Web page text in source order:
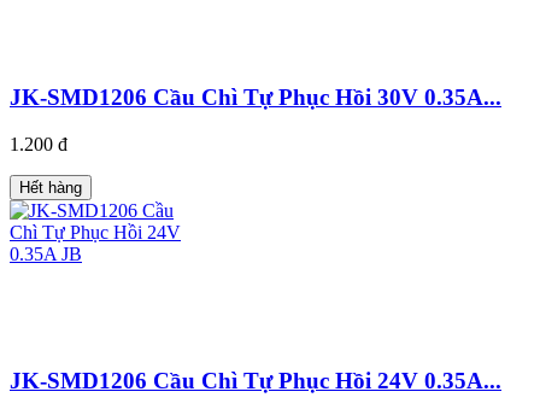
JK-SMD1206 Cầu Chì Tự Phục Hồi 30V 0.35A...
1.200 đ
Hết hàng
JK-SMD1206 Cầu Chì Tự Phục Hồi 24V 0.35A...